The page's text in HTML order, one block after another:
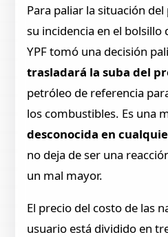
Para paliar la situación
su incidencia en el bolsillo
YPF tomó una decisión
trasladará la suba del
petróleo de referencia
los combustibles. Es una
desconocida en
no deja de ser una
un mal mayor.
El precio del costo de las
usuario está dividido en